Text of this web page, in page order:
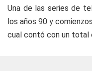
Una de las series de
los años 90 y
cual contó con un total